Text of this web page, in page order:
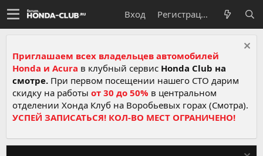
Вход Регистрация
Приглашаем всех владельцев автомобилей
Honda и Acura в клубный сервис Honda Club на
смотре. При первом посещении нашего СТО дарим
скидку на работы от 30 до 50% в центральном
отделении Хонда Клуб на Воробьевых горах (Смотра).
УСПЕЙ ЗАПИСАТЬСЯ! КОЛ-ВО МЕСТ ОГРАНИЧЕНО!